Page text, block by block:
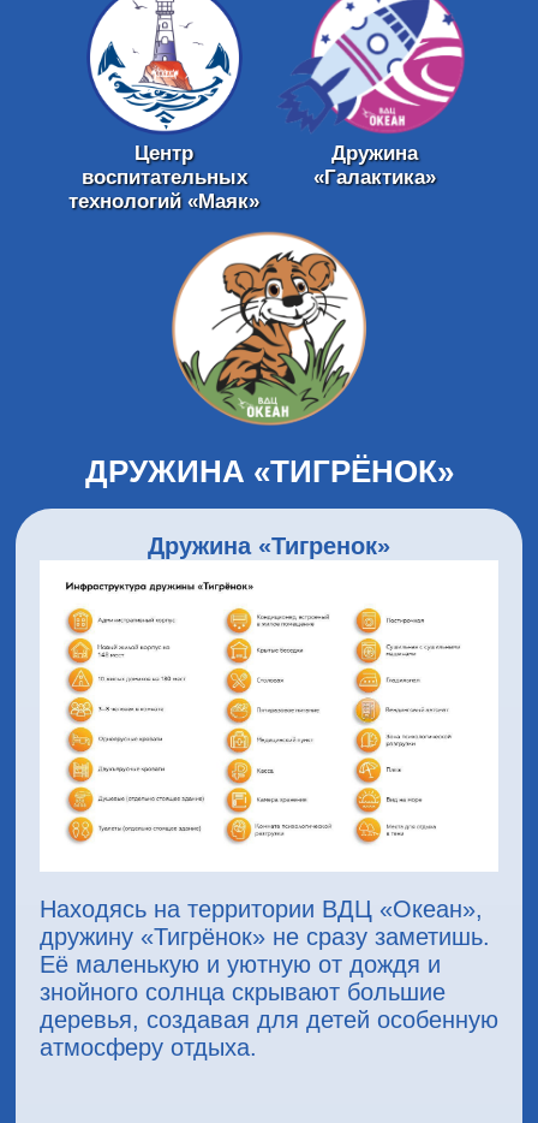
Центр
воспитательных
технологий «Маяк»
Дружина
«Галактика»
ДРУЖИНА «ТИГРЁНОК»
Дружина «Тигренок»
Находясь на территории ВДЦ «Океан»,
дружину «Тигрёнок» не сразу заметишь.
Её маленькую и уютную от дождя и
знойного солнца скрывают большие
деревья, создавая для детей особенную
атмосферу отдыха.